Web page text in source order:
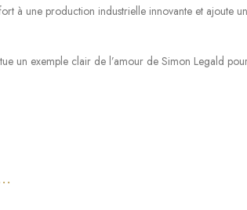
à une production industrielle innovante et ajoute
un exemple clair de l’amour de Simon Legald